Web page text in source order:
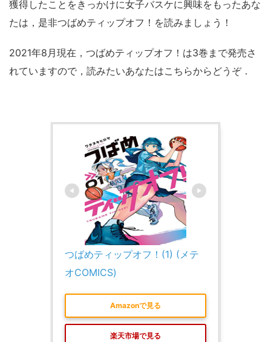
獲得したことをきっかけに女子バスケに興味をもったあな
たは，是非つばめティップオフ！を読みましょう！
2021年8月現在，つばめティップオフ！は3巻まで発売さ
れていますので，読みたいあなたはこちらからどうぞ．
つばめティップオフ！(1) (メテ
オCOMICS)
Amazonで見る
楽天市場で見る